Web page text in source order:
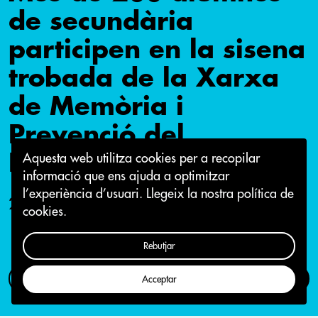
Aquesta web utilitza cookies per a recopilar
informació que ens ajuda a optimitzar
l’experiència d’usuari. Llegeix la nostra política de
cookies.
Rebutjar
Acceptar
de secundària
participen en la sisena
trobada de la Xarxa
de Memòria i
Prevenció del
Feixisme, Mai Més
26 d'abril 2018
Com participar Campanya